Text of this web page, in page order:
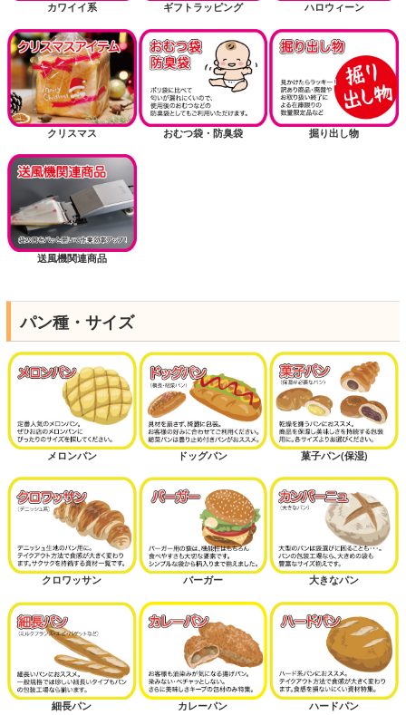
カワイイ系 ギフトラッピング ハロウィーン
クリスマス おむつ袋・防臭袋 掘り出し物
送風機関連商品
パン種・サイズ
メロンパン ドッグパン 菓子パン(保湿)
クロワッサン バーガー 大きなパン
細長パン カレーパン ハードパン